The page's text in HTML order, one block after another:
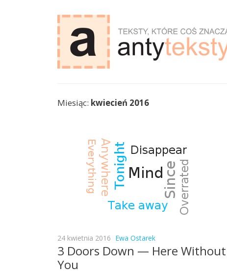
Miesiąc: kwiecień 2016
24 kwietnia 2016 Ewa Ostarek
3 Doors Down — Here Without
You